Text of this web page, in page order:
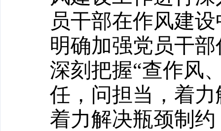
员干部在作风建
明确加强党员干
深刻把握“查作风
任，问担当，着
着力解决瓶颈制